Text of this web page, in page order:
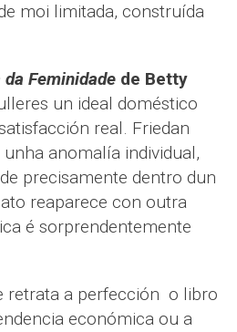
moi limitada, construída
Feminidadede Betty
un ideal doméstico
real. Friedan
anomalía individual,
precisamente dentro dun
reaparece con outra
é sorprendentemente
retrata a perfección o libro
económica ou a